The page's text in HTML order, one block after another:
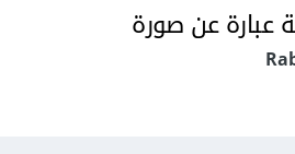
عن صورة